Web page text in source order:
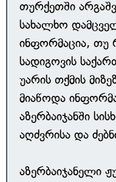
თურქეთში
სახალხო
ინფორმაცია, თუ
სადიგოვის
უარის თქმის
მიაწოდა
აზერბაიჯანში
აღძვრისა და
აზერბაიჯანელი